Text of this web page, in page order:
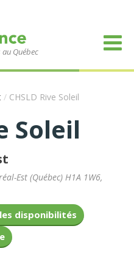
Québec
/ CHSLD Rive Soleil
Soleil
Est (Québec) H1A 1W6,
disponibilités